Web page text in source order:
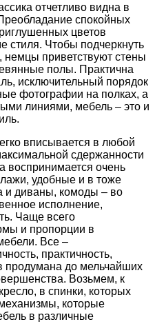
отчетливо видна в
спокойных
цветов
стиля. Чтобы подчеркнуть
немцы приветствуют стены
полы. Практична
исключительный порядок
фотографии на полках, а
линиями, мебель – это и
вписывается в любой
сдержанности
воспринимается очень
удобные и в тоже
и диваны, комоды – во
исполнение,
Чаще всего
и пропорции в
Все –
практичность,
продумана до мельчайших
Возьмем, к
в спинки, которых
которые
в различные